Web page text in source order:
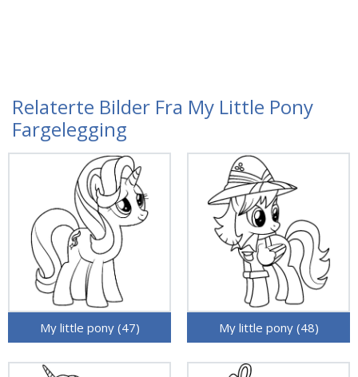
Relaterte Bilder Fra My Little Pony
Fargelegging
My little pony (47) My little pony (48)